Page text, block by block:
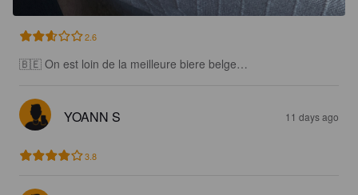
2.6
🇧🇪 On est loin de la meilleure biere belge…
YOANN S 11 days ago
3.8